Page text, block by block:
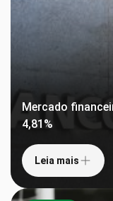
Mercado
4,81%
Leia mais